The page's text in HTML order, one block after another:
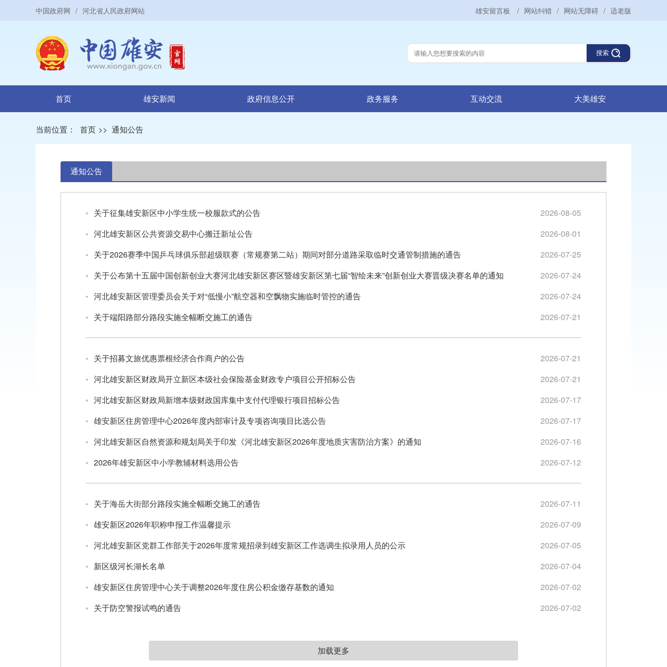
中国政府网 / 河北省人民政府网站 雄安留言板 / 网站纠错 / 网站无障碍 / 适老版
搜索
首页 雄安新闻 政府信息公开 政务服务 互动交流 大美雄安
当前位置： 首页 >> 通知公告
通知公告
关于征集雄安新区中小学生统一校服款式的公告
2026-08-05
河北雄安新区公共资源交易中心搬迁新址公告
2026-08-01
关于2026赛季中国乒乓球俱乐部超级联赛（常规赛第二站）期间对部分道路采取临时交通管制措施的通告
2026-07-25
关于公布第十五届中国创新创业大赛河北雄安新区赛区暨雄安新区第七届“智绘未来”创新创业大赛晋级决赛名单的通知
2026-07-24
河北雄安新区管理委员会关于对“低慢小”航空器和空飘物实施临时管控的通告
2026-07-24
关于端阳路部分路段实施全幅断交施工的通告
2026-07-21
关于招募文旅优惠票根经济合作商户的公告
2026-07-21
河北雄安新区财政局开立新区本级社会保险基金财政专户项目公开招标公告
2026-07-21
河北雄安新区财政局新增本级财政国库集中支付代理银行项目招标公告
2026-07-17
雄安新区住房管理中心2026年度内部审计及专项咨询项目比选公告
2026-07-17
河北雄安新区自然资源和规划局关于印发《河北雄安新区2026年度地质灾害防治方案》的通知
2026-07-16
2026年雄安新区中小学教辅材料选用公告
2026-07-12
关于海岳大街部分路段实施全幅断交施工的通告
2026-07-11
雄安新区2026年职称申报工作温馨提示
2026-07-09
河北雄安新区党群工作部关于2026年度常规招录到雄安新区工作选调生拟录用人员的公示
2026-07-05
新区级河长湖长名单
2026-07-04
雄安新区住房管理中心关于调整2026年度住房公积金缴存基数的通知
2026-07-02
关于防空警报试鸣的通告
2026-07-02
加载更多